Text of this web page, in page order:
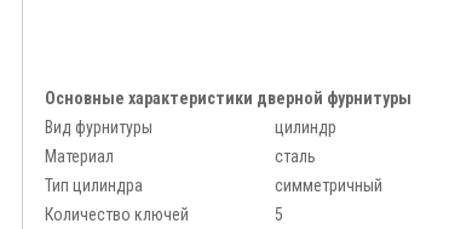
Основные характеристики дверной фурнитуры
Вид фурнитуры
цилиндр
Материал
сталь
Тип цилиндра
симметричный
Количество ключей
5